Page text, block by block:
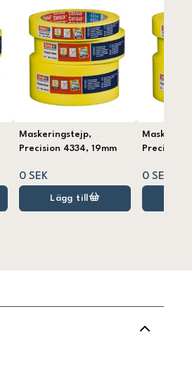
Maskeringstejp,
Precision 4334, 19mm
0 SEK
Lägg till
Precision
0 SEK